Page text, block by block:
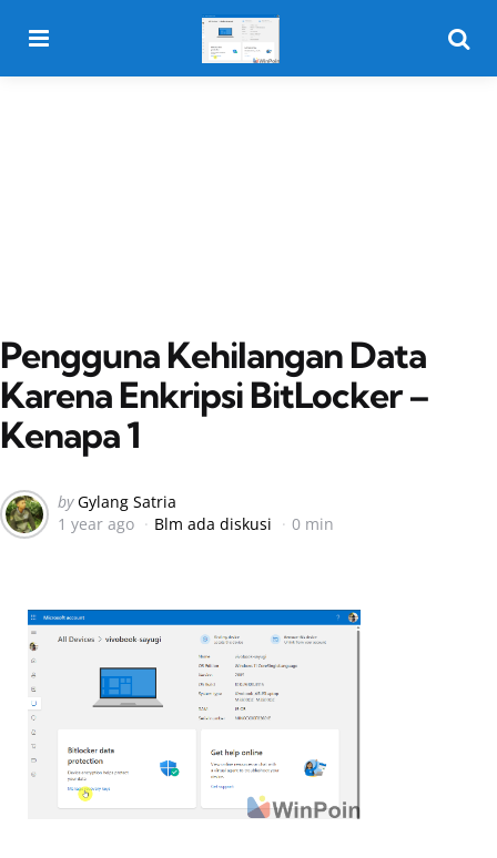
Pengguna Kehilangan Data
Karena Enkripsi BitLocker –
Kenapa 1
Posted
by
by Gylang Satria
1 year ago
Blm ada diskusi 0 min